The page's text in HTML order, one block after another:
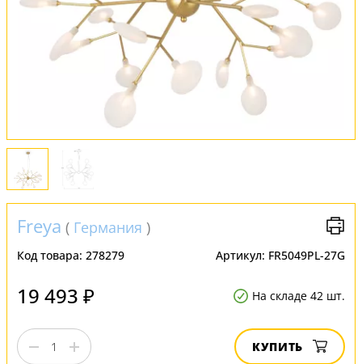
Freya ( Германия )
Код товара: 278279 Артикул: FR5049PL-27G
19 493 ₽ На складе 42 шт.
КУПИТЬ